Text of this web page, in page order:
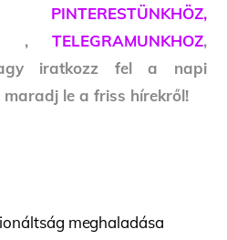
PINTERESTÜNKHÖZ,
, TELEGRAMUNKHOZ,
iratkozz fel a napi
maradj le a friss hírekről!
meghaladása